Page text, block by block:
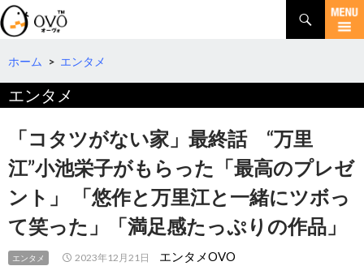
検
索
コ
テ
へ
ホーム > エンタメ
エンタメ
「コタツがない家」最終話 “万里
江”小池栄子がもらった「最高のプレゼ
ント」 「悠作と万里江と一緒にツボっ
て笑った」「満足感たっぷりの作品」
エンタメ 2023年12月21日 エンタメOVO